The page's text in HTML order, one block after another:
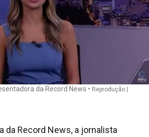
da Record News • Reprodução |
da Record News, a jornalista